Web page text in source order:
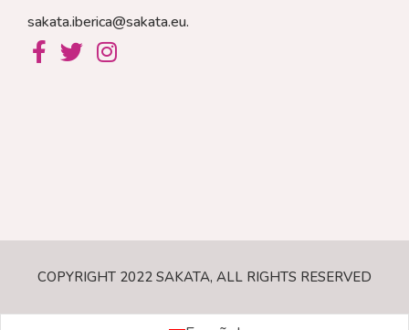
sakata.iberica@sakata.eu.
COPYRIGHT 2022 SAKATA, ALL RIGHTS RESERVED